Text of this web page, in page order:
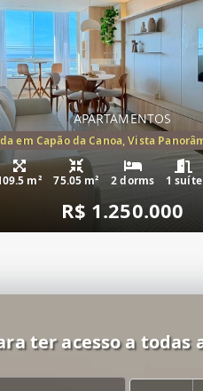
à venda Cap
APARTAMENTOS
em Capão da Canoa, Vista
m² 75.05 m² 2 dorms 1 suíte
R$ 1.250.000
ter acesso a todas